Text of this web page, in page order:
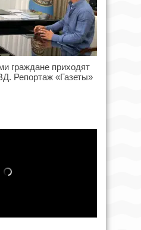
граждане приходят
Репортаж «Газеты»